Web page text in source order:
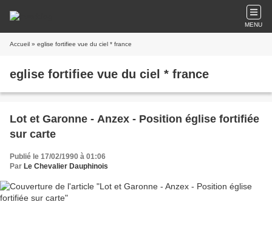
MENU
Accueil » eglise fortifiee vue du ciel * france
eglise fortifiee vue du ciel * france
Lot et Garonne - Anzex - Position église fortifiée
sur carte
Publié le 17/02/1990 à 01:06
Par Le Chevalier Dauphinois